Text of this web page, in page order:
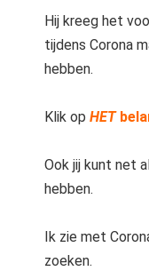
Hij kreeg het
tijdens Corona
hebben.
Klik op HET
Ook jij kunt net
hebben.
Ik zie met
zoeken.